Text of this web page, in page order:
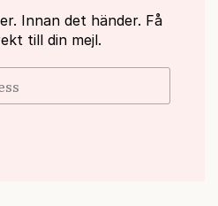
Innan det händer. Få
till din mejl.